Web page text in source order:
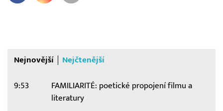
Nejnovější Nejčtenější
9:53
FAMILIARITÉ: poetické propojení filmu a
literatury